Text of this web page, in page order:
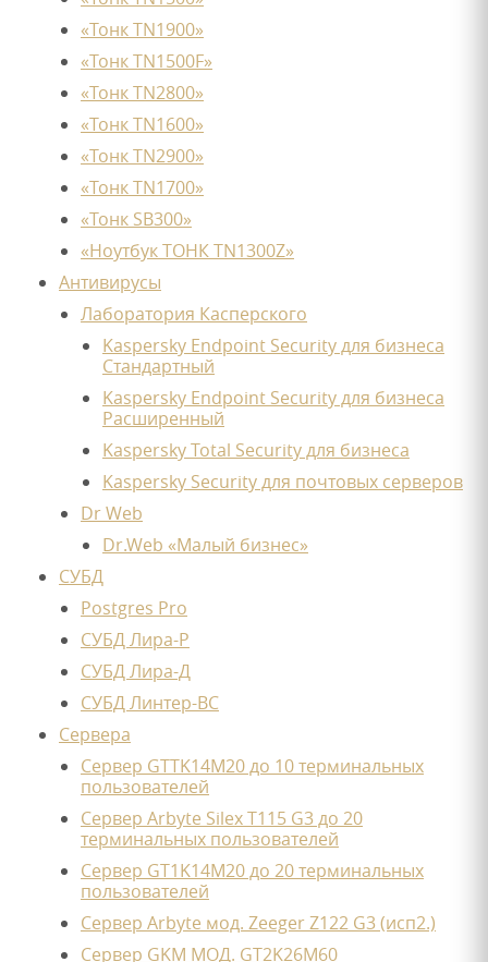
«Тонк TN1900»
«Тонк TN1500F»
«Тонк TN2800»
«Тонк TN1600»
«Тонк TN2900»
«Тонк TN1700»
«Тонк SB300»
«Ноутбук ТОНК TN1300Z»
Антивирусы
Лаборатория Касперского
Kaspersky Endpoint Security для бизнеса
Стандартный
Kaspersky Endpoint Security для бизнеса
Расширенный
Kaspersky Total Security для бизнеса
Kaspersky Security для почтовых серверов
Dr Web
Dr.Web «Малый бизнес»
СУБД
Postgres Pro
СУБД Лира-Р
СУБД Лира-Д
СУБД Линтер-ВС
Сервера
Сервер GTTK14M20 до 10 терминальных
пользователей
Сервер Arbyte Silex T115 G3 до 20
терминальных пользователей
Сервер GT1K14M20 до 20 терминальных
пользователей
Сервер Arbyte мод. Zeeger Z122 G3 (исп2.)
Сервер GKM МОД. GT2K26M60